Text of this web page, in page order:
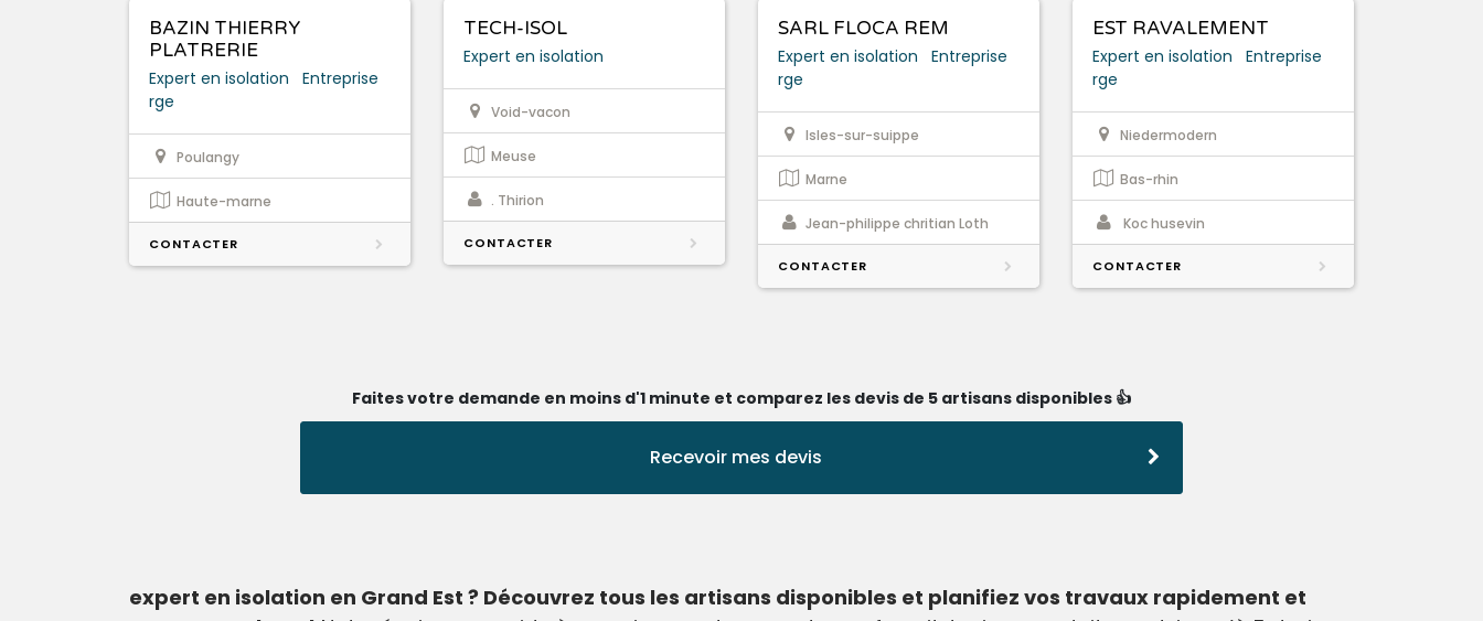
BAZIN THIERRY
PLATRERIE
Expert en isolation
Entreprise
rge
Poulangy
Haute-marne
CONTACTER
TECH-ISOL
Expert en isolation
Void-vacon
Meuse
. Thirion
CONTACTER
SARL FLOCA REM
Expert en isolation
Entreprise
rge
Isles-sur-suippe
Marne
Jean-philippe chritian Loth
CONTACTER
EST RAVALEMENT
Expert en isolation
Entreprise
rge
Niedermodern
Bas-rhin
Koc husevin
CONTACTER
Faites votre demande en moins d'1 minute et comparez les devis de 5 artisans disponibles 👍
Recevoir mes devis
expert en isolation en Grand Est ? Découvrez tous les artisans disponibles et planifiez vos travaux rapidement et